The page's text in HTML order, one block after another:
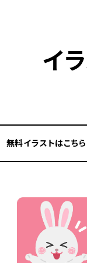
イ
無料イラストはこちら